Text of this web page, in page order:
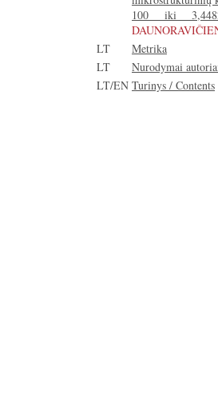
100 iki
LT
Metrika
LT
Nurodymai
LT/EN Turinys / Contents